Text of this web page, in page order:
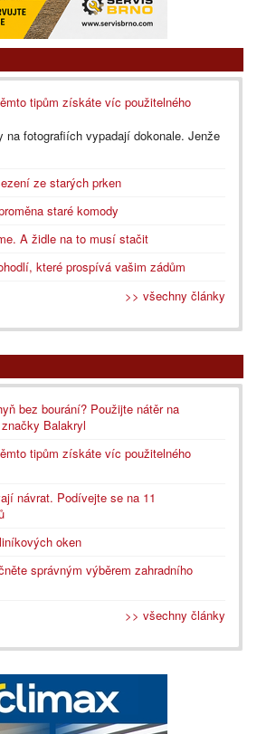
tipům získáte víc použitelného
na fotografiích vypadají dokonale. Jenže
ze starých prken
staré komody
A židle na to musí stačit
které prospívá vašim zádům
>> všechny články
bez bourání? Použijte nátěr na
Balakryl
tipům získáte víc použitelného
návrat. Podívejte se na 11
oken
správným výběrem zahradního
>> všechny články